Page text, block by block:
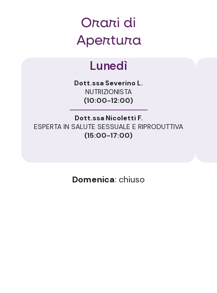
Orari di
Apertura
Lunedì
Dott.ssa Severino L.
NUTRIZIONISTA
(10:00-12:00)
Dott.ssa Nicoletti F.
ESPERTA IN SALUTE SESSUALE E RIPRODUTTIVA
(15:00-17:00)
Domenica: chiuso